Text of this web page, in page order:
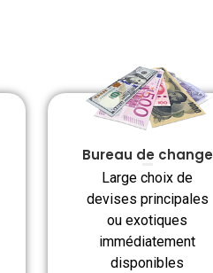
Bureau de change
Large choix de
devises principales
ou exotiques
immédiatement
disponibles